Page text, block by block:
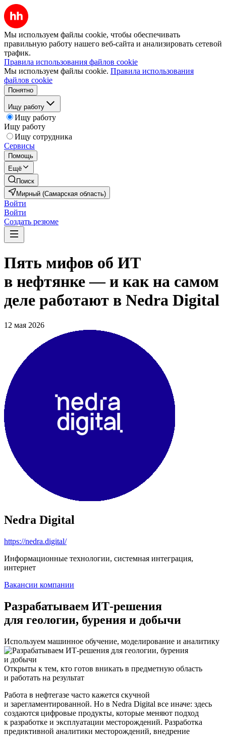
Мы используем файлы cookie, чтобы обеспечивать
правильную работу нашего веб-сайта и анализировать сетевой
трафик.
Правила использования файлов cookie
Мы используем файлы cookie. Правила использования
файлов cookie
Понятно
Ищу работу
Ищу работу
Ищу работу
Ищу сотрудника
Сервисы
Помощь
Ещё
Поиск
Мирный (Самарская область)
Войти
Войти
Создать резюме
Пять мифов об ИТ
в нефтянке — и как на самом
деле работают в Nedra Digital
12 мая 2026
Nedra Digital
https://nedra.digital/
Информационные технологии, системная интеграция,
интернет
Вакансии компании
Разрабатываем ИТ-решения
для геологии, бурения и добычи
Используем машинное обучение, моделирование и аналитику
Открыты к тем, кто готов вникать в предметную область
и работать на результат
Работа в нефтегазе часто кажется скучной
и зарегламентированной. Но в Nedra Digital все иначе: здесь
создаются цифровые продукты, которые меняют подход
к разработке и эксплуатации месторождений. Разработка
предиктивной аналитики месторождений, внедрение